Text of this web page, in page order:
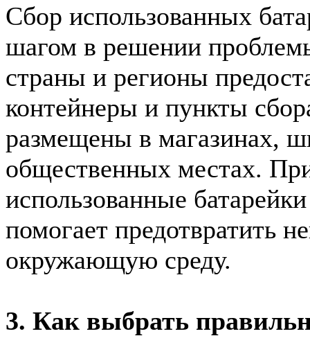
Сбор использованных
шагом в решении
страны и регионы
контейнеры и пункты
размещены в магазинах,
общественных местах.
использованные
помогает предотвратить
окружающую среду.
3. Как выбрать